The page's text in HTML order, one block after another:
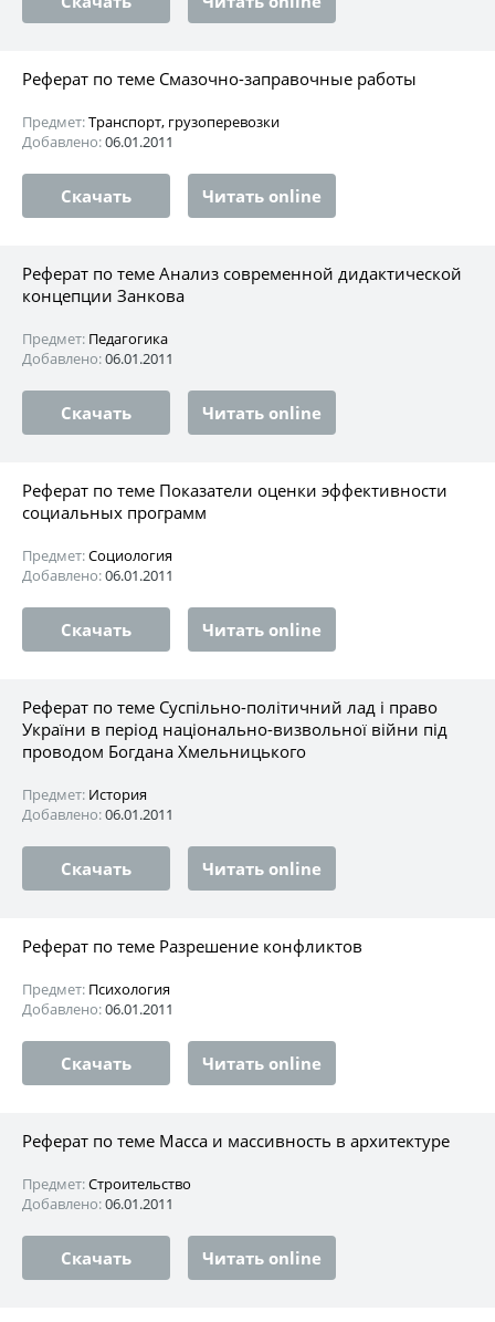
Реферат по теме Смазочно-заправочные работы
Предмет:Транспорт, грузоперевозки
Добавлено:06.01.2011
Скачать Читать online
Реферат по теме Анализ современной дидактической
концепции Занкова
Предмет: Педагогика
Добавлено:06.01.2011
Скачать Читать online
Реферат по теме Показатели оценки эффективности
социальных программ
Предмет:Социология
Добавлено:06.01.2011
Скачать Читать online
Реферат по теме Суспільно-політичний лад і право
України в період національно-визвольної війни під
проводом Богдана Хмельницького
Предмет: История
Добавлено:06.01.2011
Скачать Читать online
Реферат по теме Разрешение конфликтов
Предмет: Психология
Добавлено:06.01.2011
Скачать Читать online
Реферат по теме Масса и массивность в архитектуре
Предмет:Строительство
Добавлено:06.01.2011
Скачать Читать online